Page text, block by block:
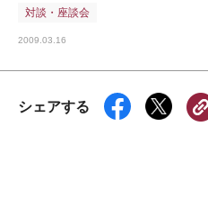
対談・座談会
2009.03.16
シェアする